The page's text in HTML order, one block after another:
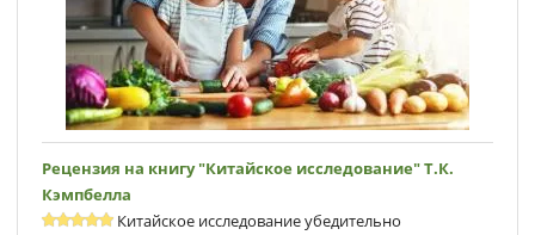
Рецензия на книгу "Китайское исследование" Т.К.
Кэмпбеллa
Китайское исследование убедительно